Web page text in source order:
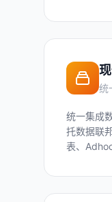
统
统一集成
托数据联
表、